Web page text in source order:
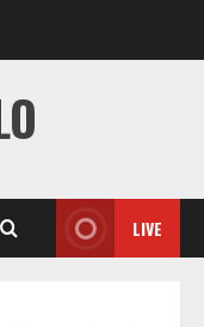
LIVE